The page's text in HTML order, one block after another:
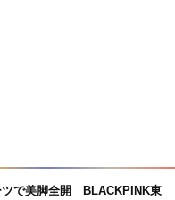
ツで美脚全開 BLACKPINK東